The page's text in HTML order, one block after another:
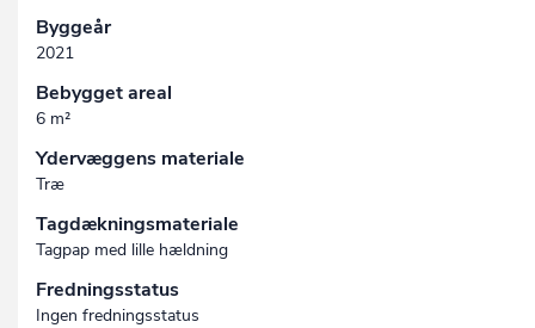
Byggeår
2021
Bebygget areal
6 m²
Ydervæggens materiale
Træ
Tagdækningsmateriale
Tagpap med lille hældning
Fredningsstatus
Ingen fredningsstatus